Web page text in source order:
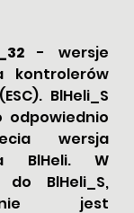
- wersje
kontrolerów
BlHeli_S
odpowiednio
wersja
BlHeli. W
do BlHeli_S,
nie jest